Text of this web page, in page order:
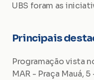
UBS foram as
Principais
Programação vista
MAR - Praça Mauá,